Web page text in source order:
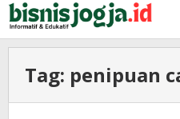
Lewati
ke
konten
Tag: penipuan